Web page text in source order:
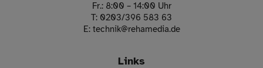
Fr.: 8:00 – 14:00 Uhr
T: 0203/396 583 63
E: technik@rehamedia.de
Links